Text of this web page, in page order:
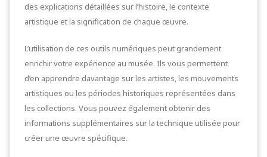
des explications détaillées sur l’histoire, le contexte
artistique et la signification de chaque œuvre.
L’utilisation de ces outils numériques peut grandement
enrichir votre expérience au musée. Ils vous permettent
d’en apprendre davantage sur les artistes, les mouvements
artistiques ou les périodes historiques représentées dans
les collections. Vous pouvez également obtenir des
informations supplémentaires sur la technique utilisée pour
créer une œuvre spécifique.